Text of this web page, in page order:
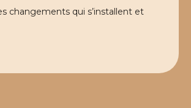
changements qui s’installent et